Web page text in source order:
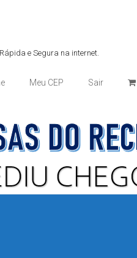
e Segura na internet.
Meu CEP Sair